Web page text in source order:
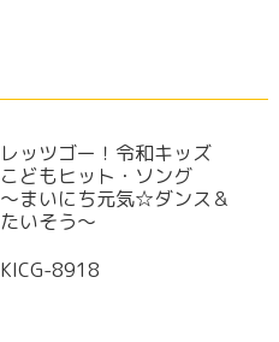
レッツゴー！令和キッズ
こどもヒット・ソング
～まいにち元気☆ダンス＆
たいそう～
KICG-8918